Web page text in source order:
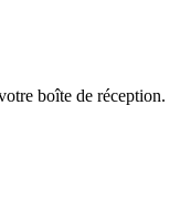
boîte de réception.